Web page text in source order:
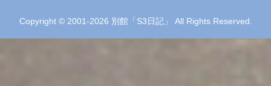
Copyright © 2001-2026 別館「S3日記」 All Rights Reserved.